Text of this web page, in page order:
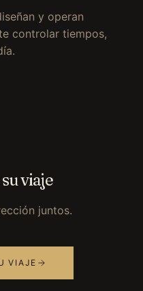
y operan
controlar tiempos,
viaje
juntos.
VIAJE